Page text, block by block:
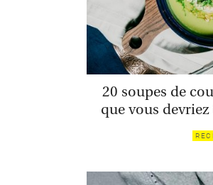
20 soupes de
que vous